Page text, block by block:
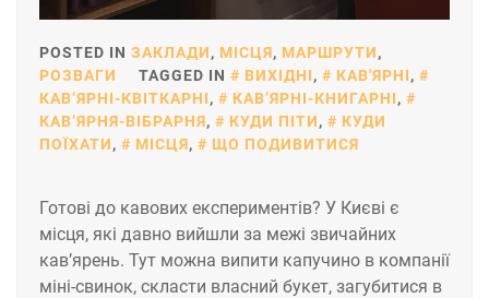
POSTED IN ЗАКЛАДИ, МІСЦЯ, МАРШРУТИ,
РОЗВАГИ
TAGGED IN ВИХІДНІ, КАВ'ЯРНІ,
КАВʼЯРНІ-КВІТКАРНІ, КАВʼЯРНІ-КНИГАРНІ,
КАВʼЯРНЯ-ВІБРАРНЯ, КУДИ ПІТИ,
КУДИ
ПОЇХАТИ, МІСЦЯ, ЩО ПОДИВИТИСЯ
Готові до кавових експериментів? У Києві є
місця, які давно вийшли за межі звичайних
кав’ярень. Тут можна випити капучино в компанії
міні-свинок, скласти власний букет, загубитися в